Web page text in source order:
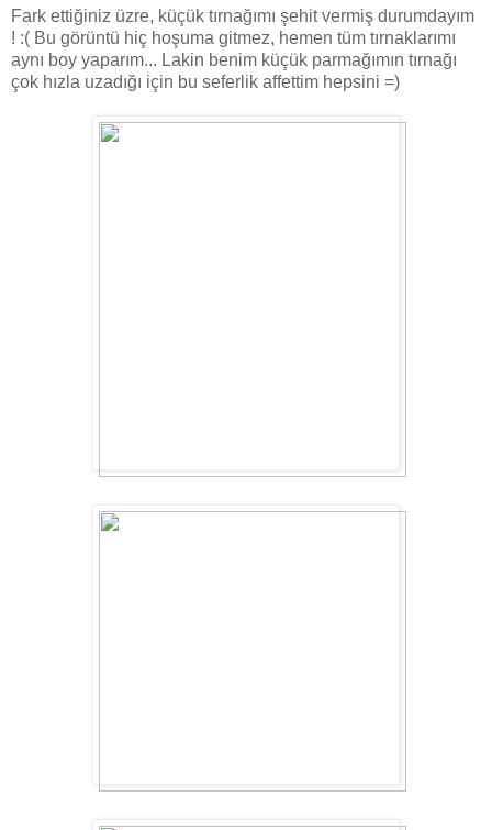
Fark ettiğiniz üzre, küçük tırnağımı şehit vermiş durumdayım
! :( Bu görüntü hiç hoşuma gitmez, hemen tüm tırnaklarımı
aynı boy yaparım... Lakin benim küçük parmağımın tırnağı
çok hızla uzadığı için bu seferlik affettim hepsini =)